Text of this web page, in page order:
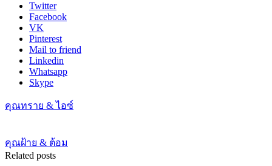
Twitter
Facebook
VK
Pinterest
Mail to friend
Linkedin
Whatsapp
Skype
คุณทราย & ไอซ์
คุณฝ้าย & ต้อม
Related posts